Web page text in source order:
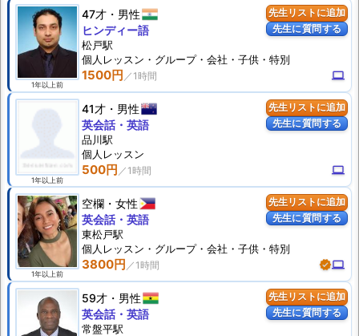
先生リストに追加
先生に質問する
1年以上前
47才 男性
1500円 computer
ヒンディー語
松戸駅
個人 レッスン ・グループ・会社・子供・特別
先生リストに追加
先生に質問する
1年以上前
41才 男性
500円 computer
英会話・英語
品川駅
個人 レッスン
先生リストに追加
先生に質問する
1年以上前
空欄 女性
3800円 verifiedcomputer
英会話・英語
東松戸駅
個人 レッスン ・グループ・会社・子供・特別
先生リストに追加
先生に質問する
59才 男性
英会話・英語
常盤平駅